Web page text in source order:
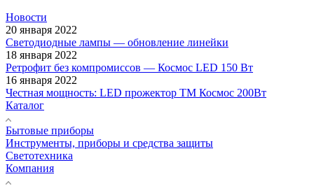
Новости
20 января 2022
Светодиодные лампы — обновление линейки
18 января 2022
Ретрофит без компромиссов — Космос LED 150 Вт
16 января 2022
Честная мощность: LED прожектор ТМ Космос 200Вт
Каталог
Бытовые приборы
Инструменты, приборы и средства защиты
Светотехника
Компания